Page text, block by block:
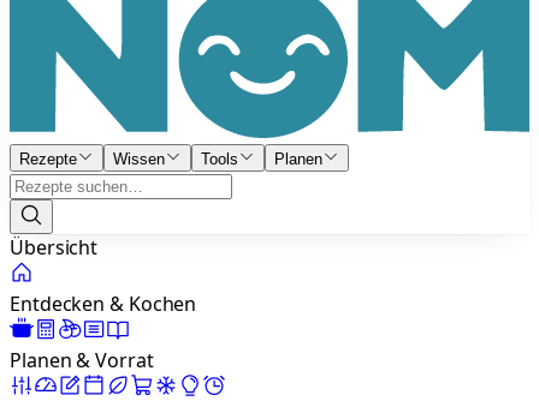
Rezepte Wissen Tools Planen
Übersicht
Entdecken & Kochen
Planen & Vorrat